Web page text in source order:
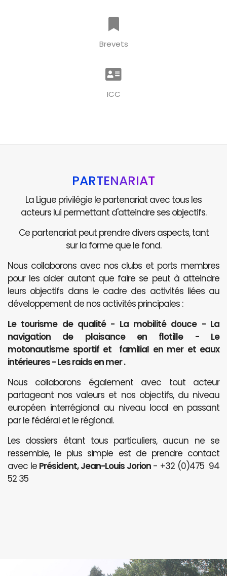
Brevets
ICC
PARTENARIAT
La Ligue privilégie le partenariat avec tous les
acteurs lui permettant d'atteindre ses objectifs.
Ce partenariat peut prendre divers aspects, tant
sur la forme que le fond.
Nous collaborons avec nos clubs et ports membres
pour les aider autant que faire se peut à atteindre
leurs objectifs dans le cadre des activités liées au
développement de nos activités principales :
Le tourisme de qualité - La mobilité douce - La
navigation de plaisance en flotille - Le
motonautisme sportif et familial en mer et eaux
intérieures - Les raids en mer .
Nous collaborons également avec tout acteur
partageant nos valeurs et nos objectifs, du niveau
européen interrégional au niveau local en passant
par le fédéral et le régional.
Les dossiers étant tous particuliers, aucun ne se
ressemble, le plus simple est de prendre contact
avec le Président, Jean-Louis Jorion- +32 (0)475 94
52 35